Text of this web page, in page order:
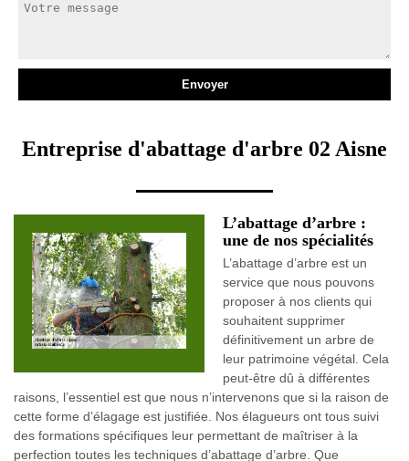
Entreprise d'abattage d'arbre 02 Aisne
L’abattage d’arbre :
une de nos spécialités
L’abattage d’arbre est un
service que nous pouvons
proposer à nos clients qui
souhaitent supprimer
définitivement un arbre de
leur patrimoine végétal. Cela
peut-être dû à différentes
raisons, l’essentiel est que nous n’intervenons que si la raison de
cette forme d’élagage est justifiée. Nos élagueurs ont tous suivi
des formations spécifiques leur permettant de maîtriser à la
perfection toutes les techniques d’abattage d’arbre. Que